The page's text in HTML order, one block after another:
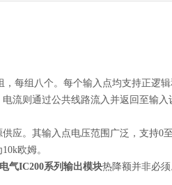
每组八个。每个输入点均支持正逻
流则通过公共线路流入并返回至输
应。其输入点电压范围广泛，支持0
欧姆。
气IC200系列输出模块热降额并非必